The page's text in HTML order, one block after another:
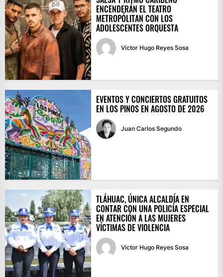
ENCENDERÁN EL TEATRO
METROPÓLITAN CON LOS
ADOLESCENTES ORQUESTA
Víctor Hugo Reyes Sosa
EVENTOS Y CONCIERTOS GRATUITOS
EN LOS PINOS EN AGOSTO DE 2026
Juan Carlos Segundo
TLÁHUAC, ÚNICA ALCALDÍA EN
CONTAR CON UNA POLICÍA ESPECIAL
EN ATENCIÓN A LAS MUJERES
VÍCTIMAS DE VIOLENCIA
Víctor Hugo Reyes Sosa